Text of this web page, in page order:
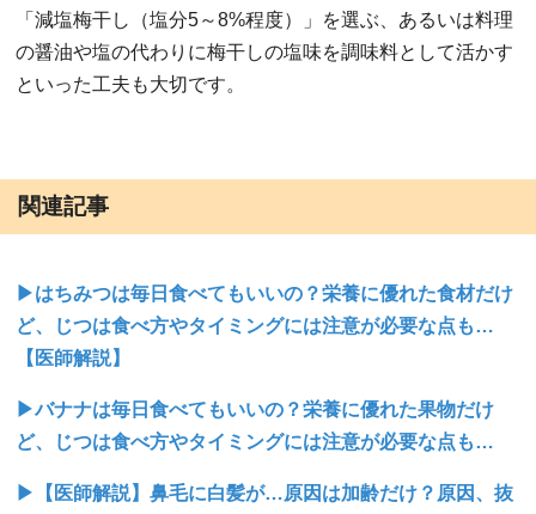
「減塩梅干し（塩分5～8%程度）」を選ぶ、あるいは料理
の醤油や塩の代わりに梅干しの塩味を調味料として活かす
といった工夫も大切です。
関連記事
▶はちみつは毎日食べてもいいの？栄養に優れた食材だけ
ど、じつは食べ方やタイミングには注意が必要な点も…
【医師解説】
▶バナナは毎日食べてもいいの？栄養に優れた果物だけ
ど、じつは食べ方やタイミングには注意が必要な点も…
▶【医師解説】鼻毛に白髪が…原因は加齢だけ？原因、抜